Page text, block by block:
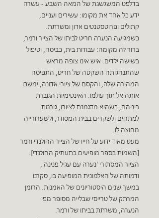
בדלפט המשגשגת של המאה השבע - עשרה
ידע כל אחד את מקומו: עשירים ועניים,
קתולים ופרוטסטנטים אדון ומשרתת.
כשמגיעה הנערה חריט לביתו של הצייר ורמר,
ברור לה מקומה: עבודות בית, כביסה, וטיפול
בשישה ילדים. איש אינו צופה מראש
שהתנהגותה השקטה של חריט, התפיסה
המהירה שלה, והקסם של ציורי אדונה, ימשכו
אותה אל תוך עולמו. האינטימיות הגוברת
ביניהם, כשהיא מדגמנת לציורו, גורמת
למתחים ולשקרים בבית המסודר, ולשערורייה
מחוצה לו.
מעט מאוד ידוע על חייו של הצייר ההולנדי ורמר
[השמות בספר מופיעים בתעתיק ההולנדי].
הציור המסתורי 'נערה עם עגיל פנינה',
ודמותה של האלמונית המופיעה בו, סקרנו
במשך שנים היסטוריונים של האמנות. הרומן
המרתק של טרייסי שבלייה מסופר מפי
הנערה, משרתת בביתו של ורמר.